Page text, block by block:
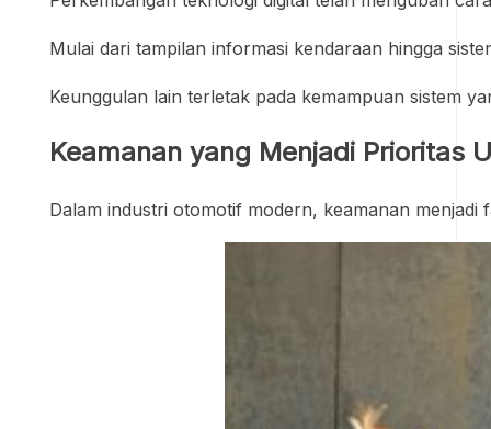
Mulai dari tampilan informasi kendaraan hingga
Keunggulan lain terletak pada kemampuan sistem
Keamanan yang Menjadi Prioritas
Dalam industri otomotif modern, keamanan